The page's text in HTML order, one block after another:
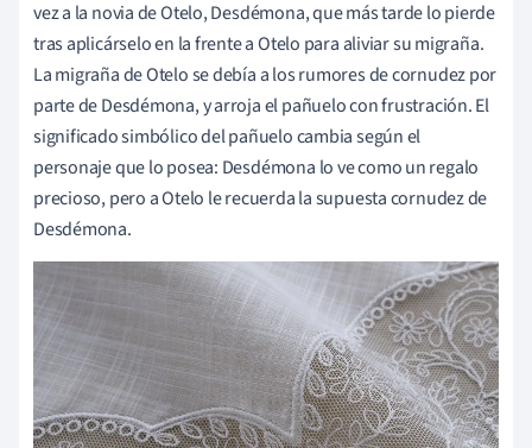
vez a la novia de Otelo, Desdémona, que más tarde lo pierde
tras aplicárselo en la frente a Otelo para aliviar su migraña.
La migraña de Otelo se debía a los rumores de cornudez por
parte de Desdémona, y arroja el pañuelo con frustración. El
significado simbólico del pañuelo cambia según el
personaje que lo posea: Desdémona lo ve como un regalo
precioso, pero a Otelo le recuerda la supuesta cornudez de
Desdémona.